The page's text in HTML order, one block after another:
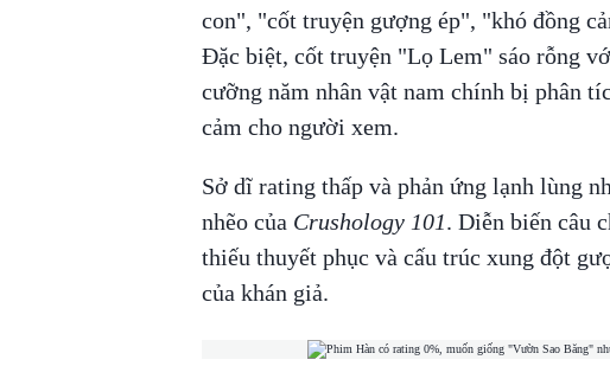
con", "cốt truyện gượng ép", "khó đồng
Đặc biệt, cốt truyện "Lọ Lem" sáo rỗng
cưỡng năm nhân vật nam chính bị phân
cảm cho người xem.
Sở dĩ rating thấp và phản ứng lạnh lùng
nhẽo của Crushology 101. Diễn biến câu
thiếu thuyết phục và cấu trúc xung đột
của khán giả.